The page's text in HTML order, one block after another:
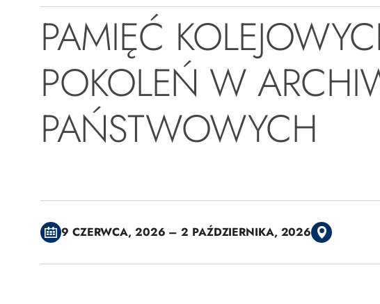
PAMIĘĆ
POKOLEŃ W
PAŃSTWOWYCH
9 CZERWCA, 2026 – 2 PAŹDZIERNIKA, 2026